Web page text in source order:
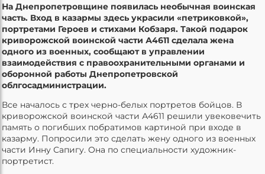
На Днепропетровщине появилась необычная воинская
часть. Вход в казармы здесь украсили «петриковкой»,
портретами Героев и стихами Кобзаря. Такой подарок
криворожской воинской части А4611 сделала жена
одного из военных, сообщают в управлении
взаимодействия с правоохранительными органами и
оборонной работы Днепропетровской
облгосадминистрации.
Все началось с трех черно-белых портретов бойцов. В
криворожской воинской части А4611 решили увековечить
память о погибших побратимов картиной при входе в
казарму. Попросили это сделать жену одного из военных
части Инну Сапигу. Она по специальности художник-
портретист.